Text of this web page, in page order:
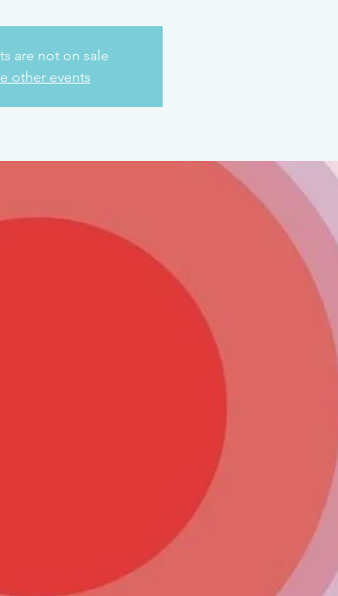
are not on sale
other events